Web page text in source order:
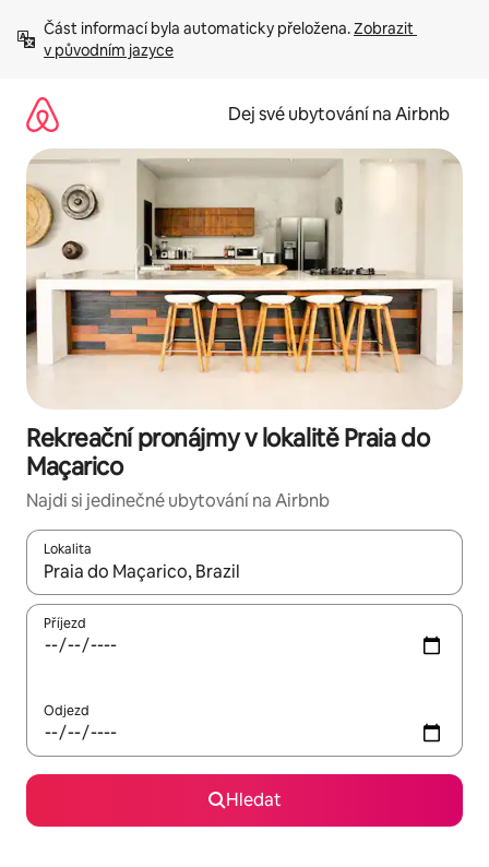
obsah
Část informací byla automaticky přeložena. Zobrazit
v původním jazyce
Dej své ubytování na Airbnb
Rekreační pronájmy v lokalitě Praia do
Maçarico
Najdi si jedinečné ubytování na Airbnb
Lokalita
Až budou výsledky k dispozici, můžeš si je procházet pomocí
Příjezd
Odjezd
Hledat